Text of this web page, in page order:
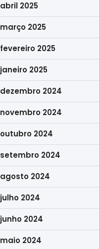
abril 2025
março 2025
fevereiro 2025
janeiro 2025
dezembro 2024
novembro 2024
outubro 2024
setembro 2024
agosto 2024
julho 2024
junho 2024
maio 2024